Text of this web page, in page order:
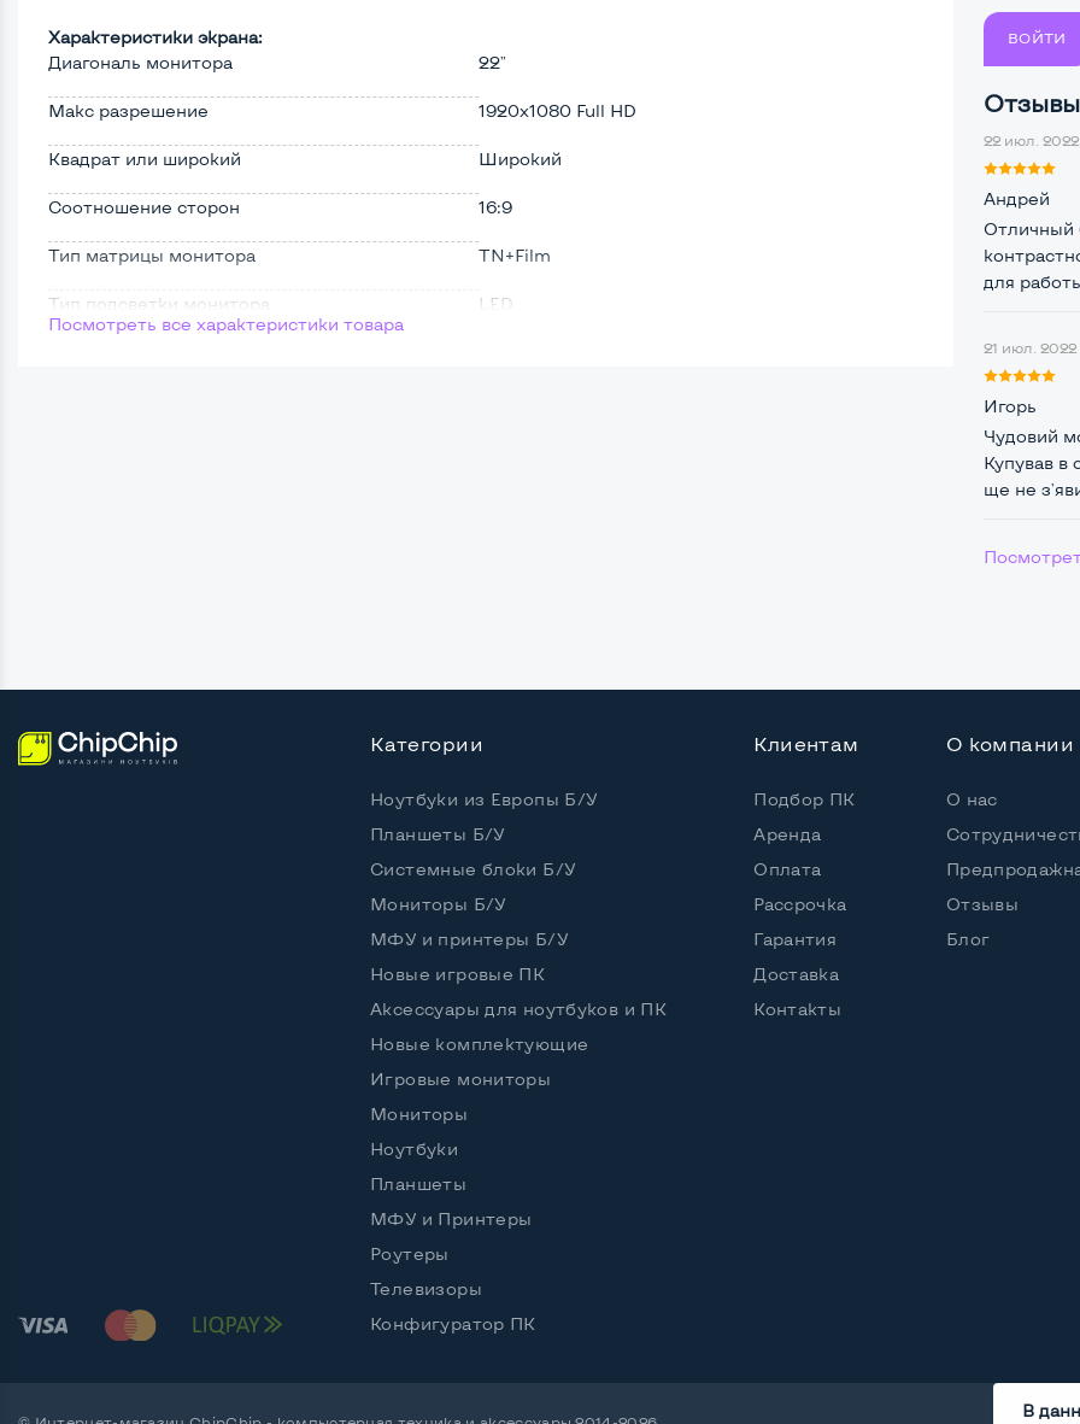
Характеристики экрана:
Диагональ монитора
22"
Макс разрешение 1920x1080 Full HD
Квадрат или широкий Широкий
Соотношение сторон 16:9
Тип матрицы монитора TN+Film
Тип подсветки монитора LED
Встроенный
Нет
Особенности (изогнутый экран, цвет и пр.)
Комплектация: Монитор, кабель питания
Посмотреть все характеристики товара
ВОЙТИ
22 июл. 2022
Андрей
Отличный
для
21 июл. 2022
Игорь
Чудовий
Купував в
ще не
В
Категории
Ноутбуки из Европы Б/У
Планшеты Б/У
Системные блоки Б/У
Мониторы Б/У
МФУ и принтеры Б/У
Новые игровые ПК
Аксессуары для ноутбуков и ПК
Новые комплектующие
Игровые мониторы
Мониторы
Ноутбуки
Планшеты
МФУ и Принтеры
Роутеры
Телевизоры
Конфигуратор ПК
Клиентам
Подбор ПК
Аренда
Оплата
Рассрочка
Гарантия
Доставка
Контакты
О компании
О нас
Отзывы
Блог